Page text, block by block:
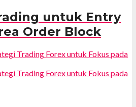
untuk Entry
Order Block